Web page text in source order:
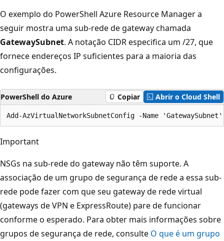
O exemplo do PowerShell Azure Resource Manager a
seguir mostra uma sub-rede de gateway chamada
GatewaySubnet. A notação CIDR especifica um /27, que
fornece endereços IP suficientes para a maioria das
configurações.
PowerShell do Azure Copiar Abrir o Cloud Shell
Important
NSGs na sub-rede do gateway não têm suporte. A
associação de um grupo de segurança de rede a essa sub-
rede pode fazer com que seu gateway de rede virtual
(gateways de VPN e ExpressRoute) pare de funcionar
conforme o esperado. Para obter mais informações sobre
grupos de segurança de rede, consulte O que é um grupo